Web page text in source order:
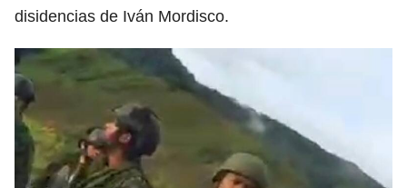
disidencias de Iván Mordisco.